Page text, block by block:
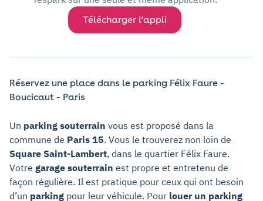
Télécharger l'appli
Réservez une place dans le parking Félix Faure -
Boucicaut - Paris
Un parking souterrain vous est proposé dans la
commune de Paris 15. Vous le trouverez non loin de
Square Saint-Lambert, dans le quartier Félix Faure.
Votre garage souterrain est propre et entretenu de
façon régulière. Il est pratique pour ceux qui ont besoin
d’un parking pour leur véhicule. Pour louer un parking